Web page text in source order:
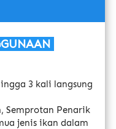
3 kali langsung
Semprotan Penarik
jenis ikan dalam